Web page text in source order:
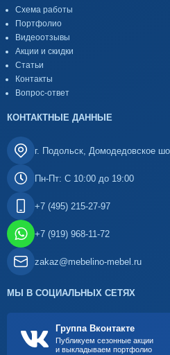
Схема работы
Портфолио
Видеоотзывы
Акции и скидки
Статьи
Контакты
Вопрос-ответ
КОНТАКТНЫЕ ДАННЫЕ
г. Подольск, Домодедовское
Пн-Пт: С 10:00 до 19:00
+7 (495) 215-27-97
+7 (919) 968-11-72
zakaz@mebelino-mebel.ru
МЫ В СОЦИАЛЬНЫХ СЕТЯХ
Группа Вконтакте
Публикуем сезонные акции
и выкладываем портфолио